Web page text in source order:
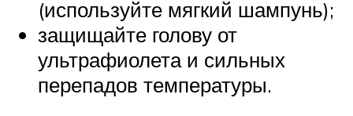
(используйте мягкий шампунь);
защищайте голову от
ультрафиолета и сильных
перепадов температуры.